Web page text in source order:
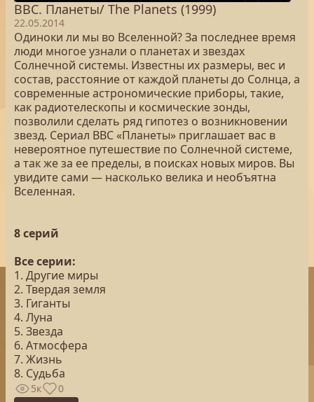
BBC. Планеты/ The Planets (1999)
22.05.2014
Одиноки ли мы во Вселенной? За последнее время
люди многое узнали о планетах и звездах
Солнечной системы. Известны их размеры, вес и
состав, расстояние от каждой планеты до Солнца, а
современные астрономические приборы, такие,
как радиотелескопы и космические зонды,
позволили сделать ряд гипотез о возникновении
звезд. Сериал ВВС «Планеты» приглашает вас в
невероятное путешествие по Солнечной системе,
а так же за ее пределы, в поисках новых миров. Вы
увидите сами — насколько велика и необъятна
Вселенная.
8 серий
Все серии:
1. Другие миры
2. Твердая земля
3. Гиганты
4. Луна
5. Звезда
6. Атмосфера
7. Жизнь
8. Судьба
5к 0